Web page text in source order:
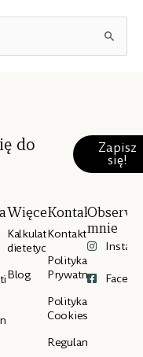
do
Zapisz
się!
Więcej
Kalkulator
dietetyczny
Blog
Kontakt
Kontakt
Polityka
Prywatności
Polityka
Cookies
Regulamin
mnie